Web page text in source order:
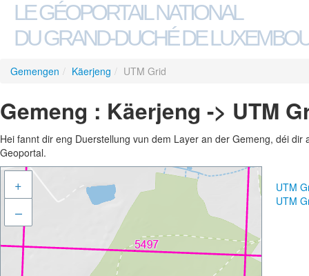
LE GÉOPORTAIL NATIONAL
DU GRAND-DUCHÉ DE
Gemengen / Käerjeng / UTM Grid
Gemeng : Käerjeng -> UTM
Hei fannt dir eng Duerstellung vun dem Layer an der Gemeng, déi
Geoportal.
+
–
UTM
UTM